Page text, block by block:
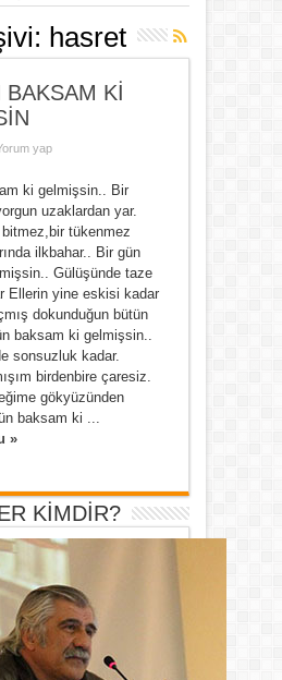
hasret
BAKSAM Kİ
yap
ki gelmişsin.. Bir
uzaklardan yar.
tükenmez
ilkbahar.. Bir gün
Gülüşünde taze
Ellerin yine eskisi kadar
dokunduğun bütün
baksam ki gelmişsin..
sonsuzluk kadar.
birdenbire çaresiz.
gökyüzünden
baksam ki ...
»
KİMDİR?